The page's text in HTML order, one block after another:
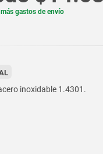
más gastos de envío
inoxidable 1.4301.